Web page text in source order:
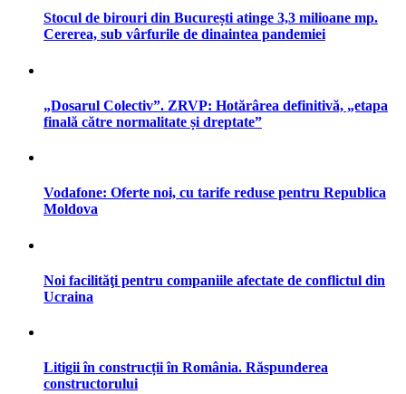
Stocul de birouri din București atinge 3,3 milioane mp.
Cererea, sub vârfurile de dinaintea pandemiei
„Dosarul Colectiv”. ZRVP: Hotărârea definitivă, „etapa
finală către normalitate și dreptate”
Vodafone: Oferte noi, cu tarife reduse pentru Republica
Moldova
Noi facilităţi pentru companiile afectate de conflictul din
Ucraina
Litigii în construcții în România. Răspunderea
constructorului